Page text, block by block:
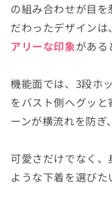
の組み合わせが目を
だわったデザインは、
アリーな印象がある
機能面では、3段ホ
をバスト側へグッ
ーンが横流れを防ぎ
可愛さだけでなく
ような下着を選びた